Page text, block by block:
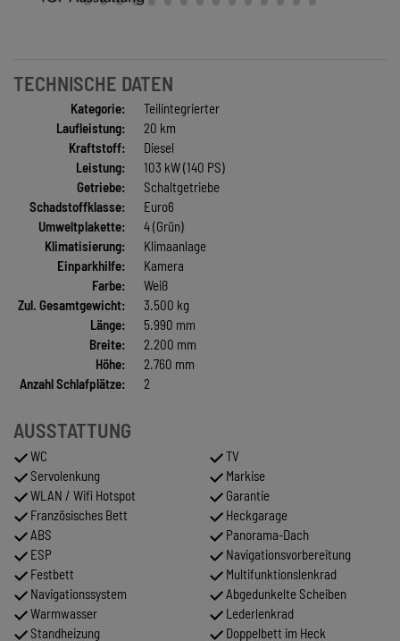
TECHNISCHE DATEN
Kategorie:
Teilintegrierter
Laufleistung:
20 km
Kraftstoff:
Diesel
Leistung:
103 kW (140 PS)
Getriebe:
Schaltgetriebe
Schadstoffklasse:
Euro6
Umweltplakette:
4 (Grün)
Klimatisierung:
Klimaanlage
Einparkhilfe:
Kamera
Farbe:
Weiß
Zul. Gesamtgewicht:
3.500 kg
Länge:
5.990 mm
Breite:
2.200 mm
Höhe:
2.760 mm
Anzahl Schlafplätze:
2
AUSSTATTUNG
WC
Servolenkung
WLAN / Wifi Hotspot
Französisches Bett
ABS
ESP
Festbett
Navigationssystem
Warmwasser
Standheizung
TV
Markise
Garantie
Heckgarage
Panorama-Dach
Navigationsvorbereitung
Multifunktionslenkrad
Abgedunkelte Scheiben
Lederlenkrad
Doppelbett im Heck